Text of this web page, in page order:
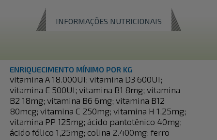
INFORMAÇÕES NUTRICIONAIS
ENRIQUECIMENTO MÍNIMO POR KG
vitamina A 18.000UI; vitamina D3 600UI;
vitamina E 500UI; vitamina B1 8mg; vitamina
B2 18mg; vitamina B6 6mg; vitamina B12
80mcg; vitamina C 250mg; vitamina H 1,25mg;
vitamina PP 125mg; ácido pantotênico 40mg;
ácido fólico 1,25mg; colina 2.400mg; ferro